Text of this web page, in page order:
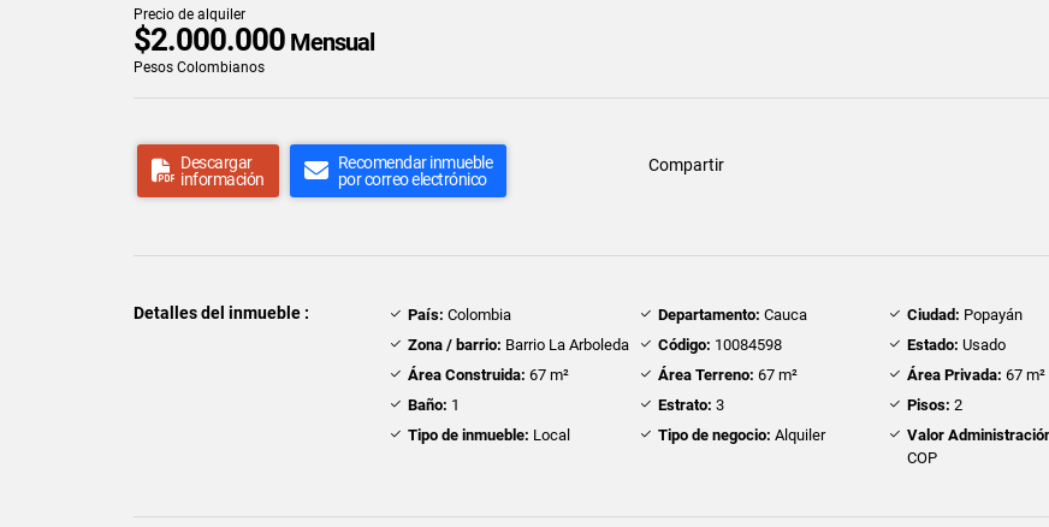
Precio de alquiler
$2.000.000 Mensual
Pesos Colombianos
Descargar
información
Recomendar inmueble
por correo electrónico
Compartir
Detalles del inmueble : País: Colombia Departamento: Cauca Ciudad: Popayán
Zona / barrio: Barrio La Arboleda Código: 10084598 Estado: Usado
Área Construida: 67 m² Área Terreno: 67 m² Área Privada: 67 m²
Baño: 1 Estrato: 3 Pisos: 2
Tipo de inmueble: Local Tipo de negocio: Alquiler Valor
COP